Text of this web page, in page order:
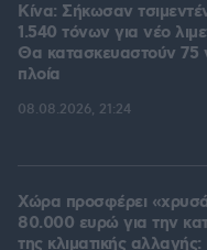
Κίνα: Σήκωσαν
1.540 τόνων για νέο
Θα κατασκευαστούν 75
πλοία
08.08.2026, 21:24
Χώρα προσφέρει
80.000 ευρώ για την
της κλιματικής